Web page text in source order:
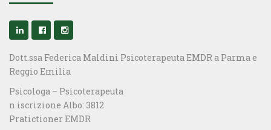
Dott.ssa Federica Maldini Psicoterapeuta EMDR a Parma e
Reggio Emilia
Psicologa – Psicoterapeuta
n.iscrizione Albo: 3812
Pratictioner EMDR